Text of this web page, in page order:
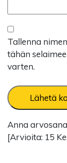
Tallenna
tähän
varten.
Anna arvosana
[Arvioita: 15